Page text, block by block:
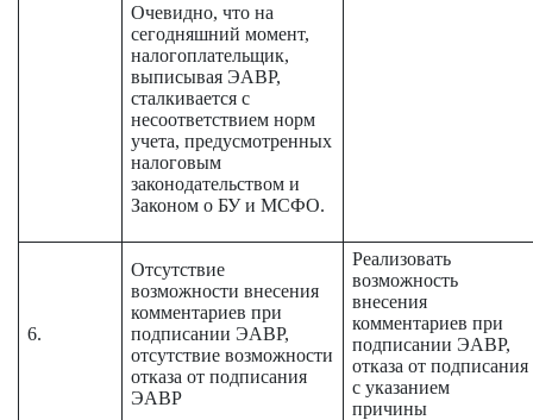
Очевидно, что на
сегодняшний момент,
налогоплательщик,
выписывая ЭАВР,
сталкивается с
несоответствием норм
учета, предусмотренных
налоговым
законодательством и
Законом о БУ и МСФО.
6.
Отсутствие
возможности внесения
комментариев при
подписании ЭАВР,
отсутствие возможности
отказа от подписания
ЭАВР
Реализовать
возможность
внесения
комментариев при
подписании ЭАВР,
отказа от подписания
с указанием
причины